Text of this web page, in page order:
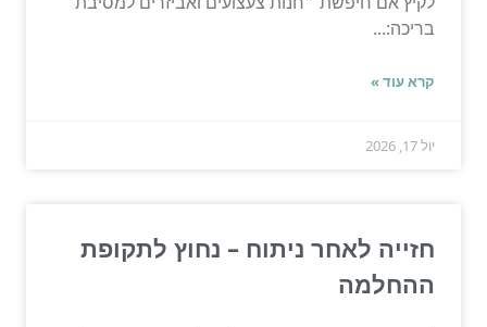
בריכה:...
קרא עוד »
יול 17, 2026
חזייה לאחר ניתוח – נחוץ לתקופת
ההחלמה